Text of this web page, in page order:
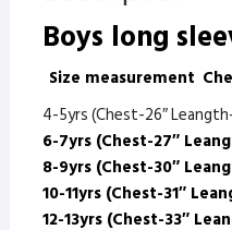
Boys long
Size measurement
4-5yrs (Chest-26″
6-7yrs (Chest-27″
8-9yrs (Chest-30″
10-11yrs (Chest-31″
12-13yrs (Chest-33″